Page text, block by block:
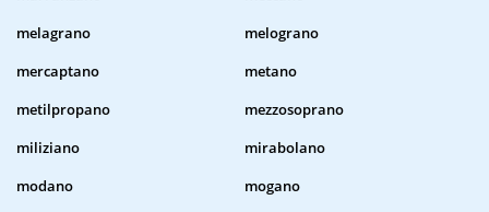
melagrano
melograno
mercaptano
metano
metilpropano
mezzosoprano
miliziano
mirabolano
modano
mogano